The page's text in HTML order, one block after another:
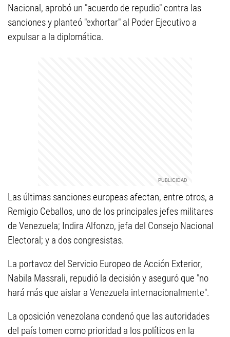
Nacional, aprobó un "acuerdo de repudio" contra las
sanciones y planteó "exhortar" al Poder Ejecutivo a
expulsar a la diplomática.
Las últimas sanciones europeas afectan, entre otros, a
Remigio Ceballos, uno de los principales jefes militares
de Venezuela; Indira Alfonzo, jefa del Consejo Nacional
Electoral; y a dos congresistas.
La portavoz del Servicio Europeo de Acción Exterior,
Nabila Massrali, repudió la decisión y aseguró que "no
hará más que aislar a Venezuela internacionalmente".
La oposición venezolana condenó que las autoridades
del país tomen como prioridad a los políticos en la